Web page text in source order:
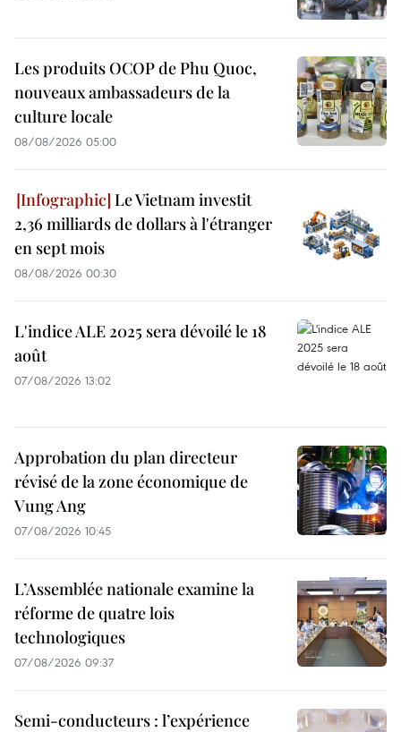
Les produits OCOP de Phu Quoc,
nouveaux ambassadeurs de la
culture locale
08/08/2026 05:00
Le Vietnam investit
2,36 milliards de dollars à l'étranger
en sept mois
08/08/2026 00:30
L'indice ALE 2025 sera dévoilé le 18
août
07/08/2026 13:02
Approbation du plan directeur
révisé de la zone économique de
Vung Ang
07/08/2026 10:45
L’Assemblée nationale examine la
réforme de quatre lois
technologiques
07/08/2026 09:37
Semi-conducteurs : l’expérience